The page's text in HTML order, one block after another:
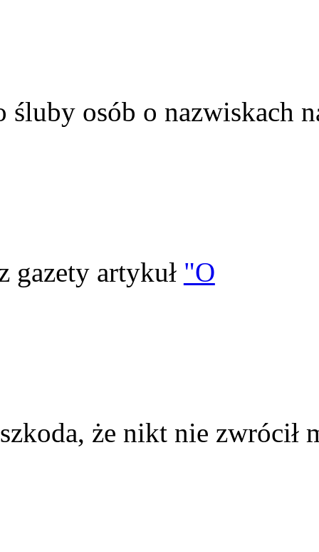
śluby osób o nazwiskach
gazety artykuł "O
że nikt nie zwrócił